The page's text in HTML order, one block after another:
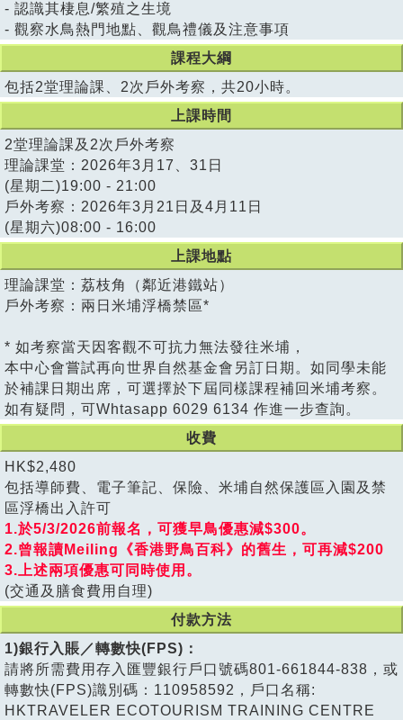
- 認識其棲息/繁殖之生境
- 觀察水鳥熱門地點、觀鳥禮儀及注意事項
課程大綱
包括2堂理論課、2次戶外考察，共20小時。
上課時間
2堂理論課及2次戶外考察
理論課堂：2026年3月17、31日
(星期二)19:00 - 21:00
戶外考察：2026年3月21日及4月11日
(星期六)08:00 - 16:00
上課地點
理論課堂：荔枝角（鄰近港鐵站）
戶外考察：兩日米埔浮橋禁區*
* 如考察當天因客觀不可抗力無法發往米埔，
本中心會嘗試再向世界自然基金會另訂日期。如同學未能
於補課日期出席，可選擇於下屆同樣課程補回米埔考察。
如有疑問，可Whtasapp 6029 6134 作進一步查詢。
收費
HK$2,480
包括導師費、電子筆記、保險、米埔自然保護區入園及禁
區浮橋出入許可
1.於5/3/2026前報名，可獲早鳥優惠減$300。
2.曾報讀Meiling《香港野鳥百科》的舊生，可再減$200
3.上述兩項優惠可同時使用。
(交通及膳食費用自理)
付款方法
1)銀行入賬／轉數快(FPS)：
請將所需費用存入匯豐銀行戶口號碼801-661844-838，或
轉數快(FPS)識別碼：110958592，戶口名稱:
HKTRAVELER ECOTOURISM TRAINING CENTRE